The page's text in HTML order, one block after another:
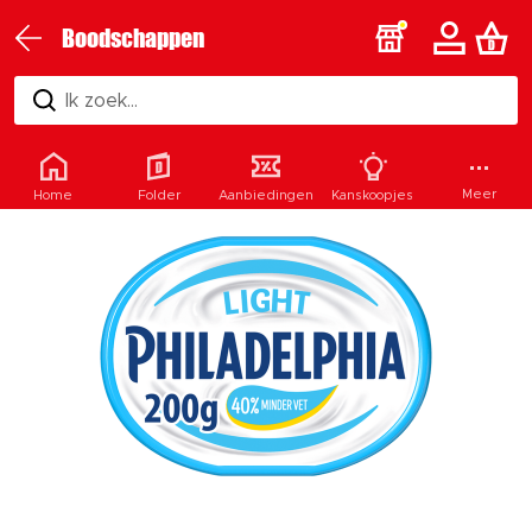
Boodschappen
Ik zoek...
Home Folder Aanbiedingen Kanskoopjes Meer